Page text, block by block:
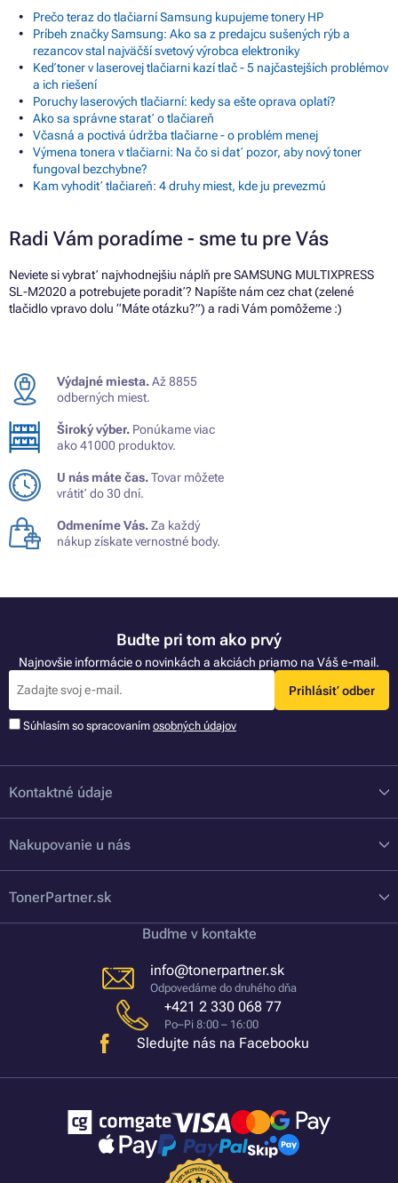
Prečo teraz do tlačiarní Samsung kupujeme tonery HP
Príbeh značky Samsung: Ako sa z predajcu sušených rýb a
rezancov stal najväčší svetový výrobca elektroniky
Keď toner v laserovej tlačiarni kazí tlač - 5 najčastejších problémov
a ich riešení
Poruchy laserových tlačiarní: kedy sa ešte oprava oplatí?
Ako sa správne starať o tlačiareň
Včasná a poctivá údržba tlačiarne - o problém menej
Výmena tonera v tlačiarni: Na čo si dať pozor, aby nový toner
fungoval bezchybne?
Kam vyhodiť tlačiareň: 4 druhy miest, kde ju prevezmú
Radi Vám poradíme - sme tu pre Vás
Neviete si vybrať najvhodnejšiu náplň pre SAMSUNG MULTIXPRESS
SL-M2020 a potrebujete poradiť? Napíšte nám cez chat (zelené
tlačidlo vpravo dolu “Máte otázku?”) a radi Vám pomôžeme :)
Výdajné miesta.Až 8855
odberných miest.
Široký výber. Ponúkame viac
ako 41000 produktov.
U nás máte čas.Tovar môžete
vrátiť do 30 dní.
Odmeníme Vás.Za každý
nákup získate vernostné body.
Buďte pri tom ako prvý
Najnovšie informácie o novinkách a akciách priamo na Váš e-mail.
Prihlásiť odber
Súhlasím so spracovaním osobných údajov
Kontaktné údaje
Nakupovanie u nás
TonerPartner.sk
Buďme v kontakte
info@tonerpartner.sk
Odpovedáme do druhého dňa
+421 2 330 068 77
Po–Pi 8:00 – 16:00
Sledujte nás na Facebooku